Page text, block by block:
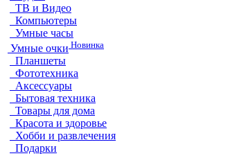
ТВ и Видео
Компьютеры
Умные часы
Умные очки Новинка
Планшеты
Фототехника
Аксессуары
Бытовая техника
Товары для дома
Красота и здоровье
Хобби и развлечения
Подарки